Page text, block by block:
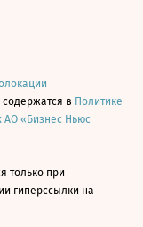
в Политике
АО «Бизнес Ньюс
только при
гиперссылки на